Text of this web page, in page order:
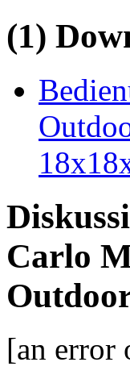
(1)
Carlo
[an error